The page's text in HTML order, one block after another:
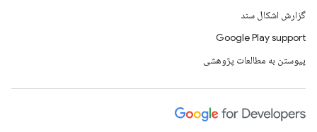
گزارش اشکال سند
Google Play support
پیوستن به مطالعات پژوهشی